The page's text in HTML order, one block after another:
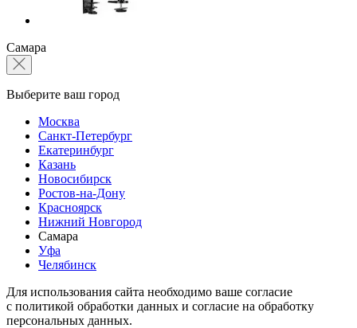
Самара
Выберите ваш город
Москва
Санкт-Петербург
Екатеринбург
Казань
Новосибирск
Ростов-на-Дону
Красноярск
Нижний Новгород
Самара
Уфа
Челябинск
Для использования сайта необходимо ваше согласие
с политикой обработки данных и согласие на обработку
персональных данных.